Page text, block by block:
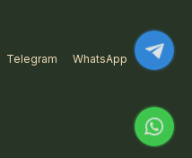
Telegram WhatsApp